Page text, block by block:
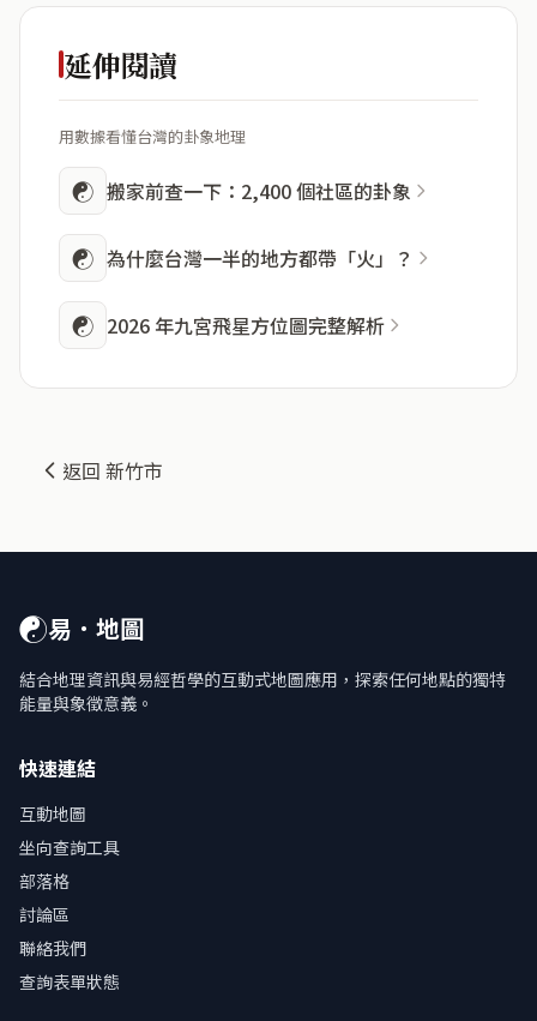
延伸閱讀
用數據看懂台灣的卦象地理
☯ 搬家前查一下：2,400 個社區的卦象
☯ 為什麼台灣一半的地方都帶「火」？
☯ 2026 年九宮飛星方位圖完整解析
返回 新竹市
☯易．地圖
結合地理資訊與易經哲學的互動式地圖應用，探索任何地點的獨特
能量與象徵意義。
快速連結
互動地圖
坐向查詢工具
部落格
討論區
聯絡我們
查詢表單狀態